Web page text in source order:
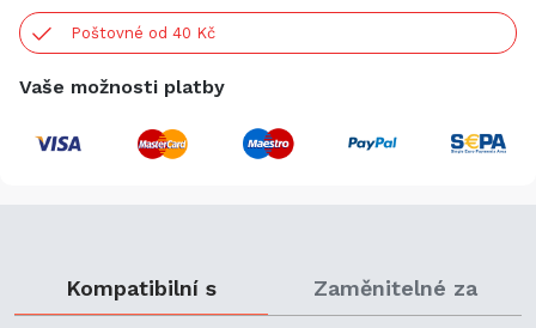
Poštovné od 40 Kč
Vaše možnosti platby
Kompatibilní s Zaměnitelné za